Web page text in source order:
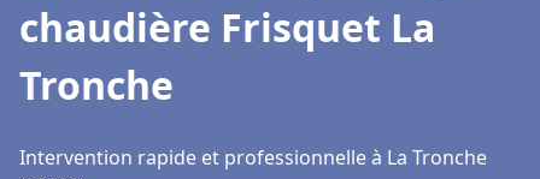
chaudière Frisquet La
Tronche
Intervention rapide et professionnelle à La Tronche